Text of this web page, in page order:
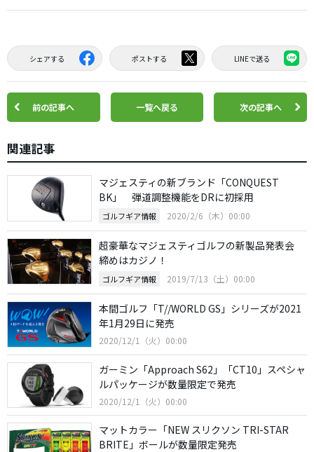
シェアする ポストする LINEで送る
前の記事へ 一覧へ戻る 次の記事へ
関連記事
マジェスティの新ブランド「CONQUEST
BK」 弾道調整機能をDRに初採用
ゴルフギア情報 2020/2/6（木）00:00
超豪華なマジェスティゴルフの新製品発表会
締めはカジノ！
ゴルフギア情報 2019/7/13（土）00:00
本間ゴルフ「T//WORLD GS」シリーズが2021
年1月29日に発売
2020/12/1（火）00:00
ガーミン「Approach S62」「CT10」スペシャ
ルパッケージが数量限定で発売
2020/12/1（火）00:00
マットカラー「NEW スリクソン TRI-STAR
BRITE」ボールが数量限定発売